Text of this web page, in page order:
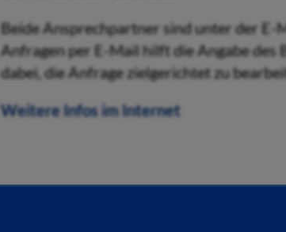
Beide Ansprechpartner sind unter der E-
Anfragen per E-Mail hilft die Angabe des
dabei, die Anfrage zielgerichtet zu
Weitere Infos im Internet